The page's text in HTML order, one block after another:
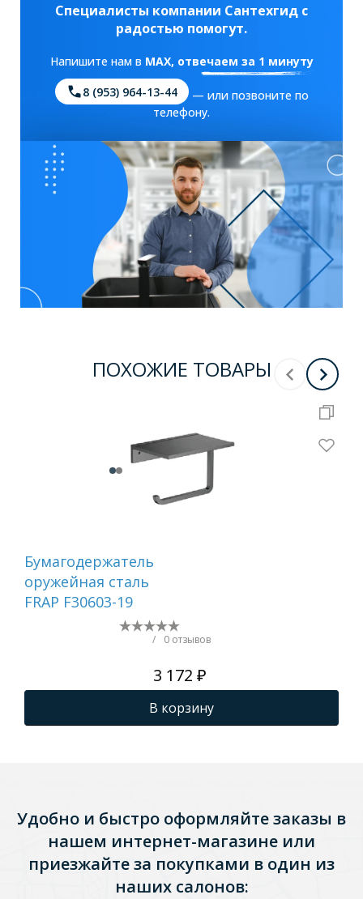
Специалисты компании Сантехгид с
радостью помогут.
Напишите нам в MAX, отвечаем за 1 минуту
8 (953) 964-13-44
— или позвоните по
телефону.
ПОХОЖИЕ ТОВАРЫ
Бумагодержатель
оружейная сталь
FRAP F30603-19
/ 0 отзывов
3 172 ₽
В корзину
Удобно и быстро оформляйте заказы в
нашем интернет-магазине или
приезжайте за покупками в один из
наших салонов: